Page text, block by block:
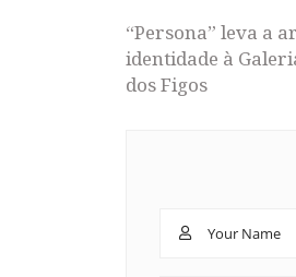
“Persona” leva a
identidade à
dos Figos